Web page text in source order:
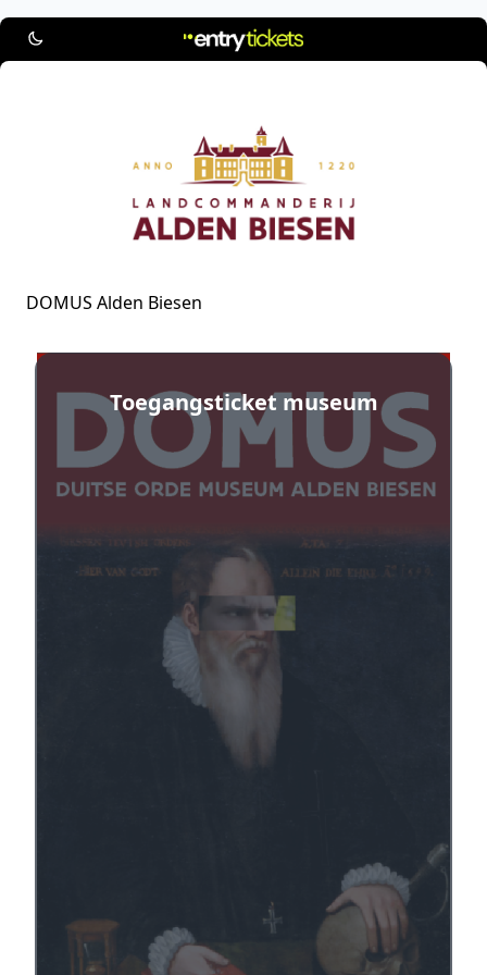
DOMUS Alden Biesen
Toegangsticket museum